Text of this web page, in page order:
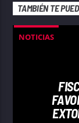
TAMBIÉN TE
NOTICIAS